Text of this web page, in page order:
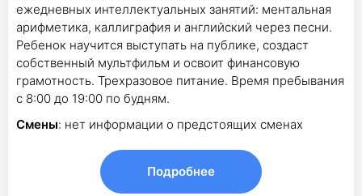
ежедневных интеллектуальных занятий: ментальная
арифметика, каллиграфия и английский через песни.
Ребенок научится выступать на публике, создаст
собственный мультфильм и освоит финансовую
грамотность. Трехразовое питание. Время пребывания
с 8:00 до 19:00 по будням.
Смены: нет информации о предстоящих сменах
Подробнее